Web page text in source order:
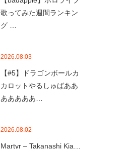
歌ってみた週間ランキン
グ …
2026.08.03
【#5】ドラゴンボールカ
カロットやるしゅばああ
あああああ…
2026.08.02
Martyr – Takanashi Kia…